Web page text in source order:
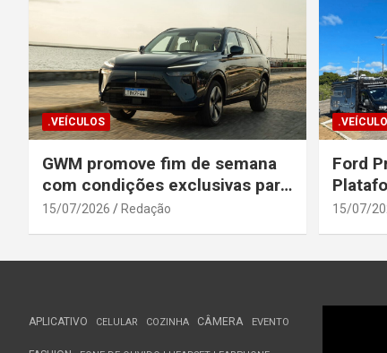
.VEÍCULOS
GWM promove fim de semana
com condições exclusivas para
o Wey 07
15/07/2026 Redação
Ford
15/07/
APLICATIVO CELULAR COZINHA CÂMERA EVENTO